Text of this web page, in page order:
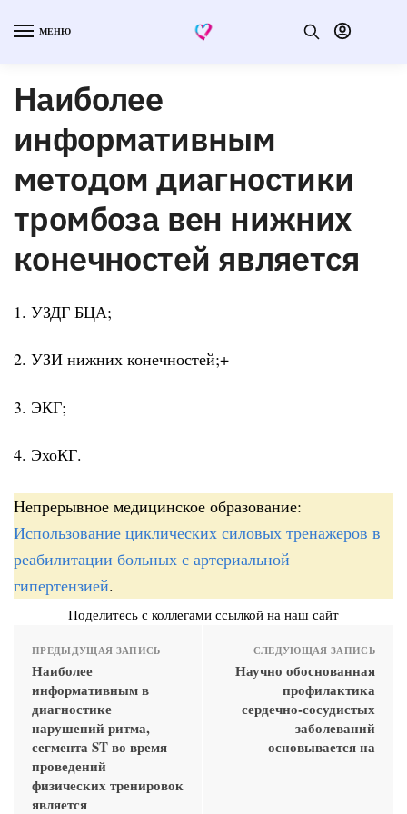
МЕНЮ
Наиболее
информативным
методом диагностики
тромбоза вен нижних
конечностей является
1. УЗДГ БЦА;
2. УЗИ нижних конечностей;+
3. ЭКГ;
4. ЭхоКГ.
Непрерывное медицинское образование:
Использование циклических силовых тренажеров в
реабилитации больных с артериальной
гипертензией.
Поделитесь с коллегами ссылкой на наш сайт
ПРЕДЫДУЩАЯ ЗАПИСЬ
Наиболее
информативным в
диагностике
нарушений ритма,
сегмента ST во время
проведений
физических тренировок
является
СЛЕДУЮЩАЯ ЗАПИСЬ
Научно обоснованная
профилактика
сердечно-сосудистых
заболеваний
основывается на